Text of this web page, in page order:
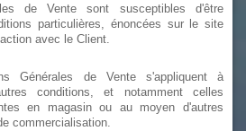
de Vente sont susceptibles d'être
particulières, énoncées sur le site
avec le Client.
Générales de Vente s'appliquent à
conditions, et notamment celles
en magasin ou au moyen d'autres
commercialisation.